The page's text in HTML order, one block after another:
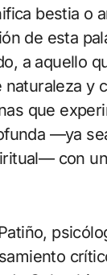
bestia o
de esta
a aquello
y
que
—ya
con